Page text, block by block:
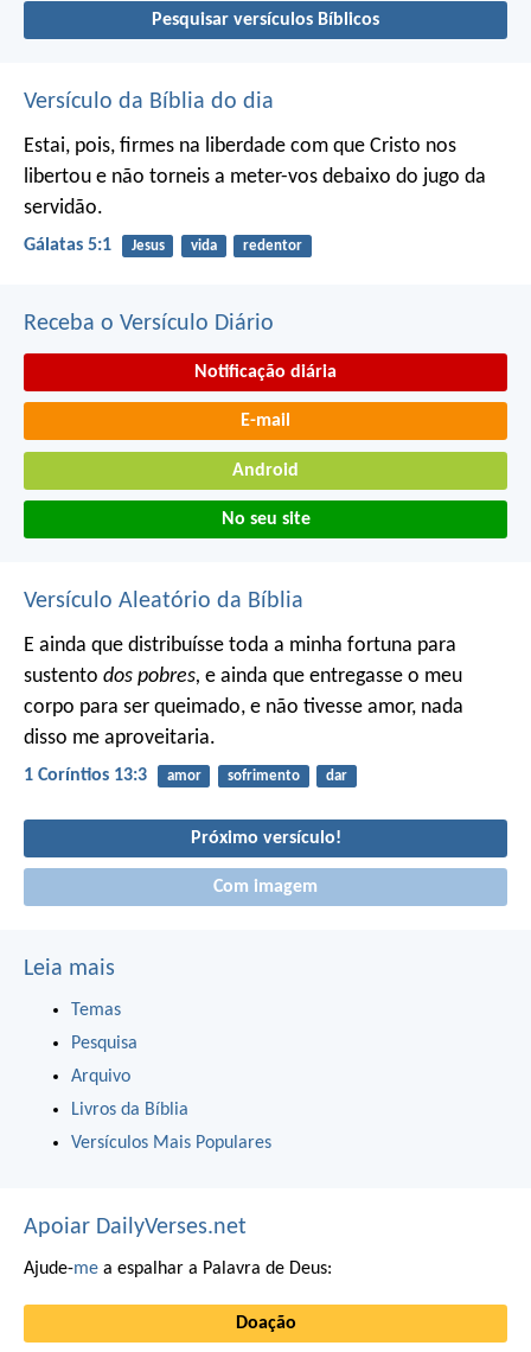
Pesquisar versículos Bíblicos
Versículo da Bíblia do dia
Estai, pois, firmes na liberdade com que Cristo nos
libertou e não torneis a meter-vos debaixo do jugo da
servidão.
Gálatas 5:1 Jesus vida redentor
Receba o Versículo Diário
Notificação diária
E-mail
Android
No seu site
Versículo Aleatório da Bíblia
E ainda que distribuísse toda a minha fortuna para
sustento dos pobres, e ainda que entregasse o meu
corpo para ser queimado, e não tivesse amor, nada
disso me aproveitaria.
1 Coríntios 13:3 amor sofrimento dar
Próximo versículo!
Com imagem
Leia mais
Temas
Pesquisa
Arquivo
Livros da Bíblia
Versículos Mais Populares
Apoiar DailyVerses.net
Ajude-me a espalhar a Palavra de Deus:
Doação